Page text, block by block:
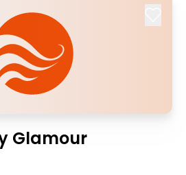
Glamour